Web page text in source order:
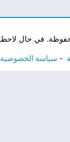
في حال لاحظت
سياسة الخصوصية